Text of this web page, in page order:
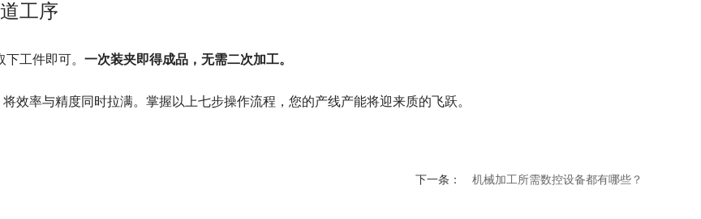
工序
工件即可。 一次装夹即得成品，无需二次加工。
效率与精度同时拉满。掌握以上七步操作流程，您的产线产能将迎来质的飞跃。
下一条： 机械加工所需数控设备都有哪些？